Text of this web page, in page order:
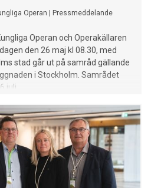
Operan Pressmeddelande
Operan och Operakällaren
den 26 maj kl 08.30, med
stad går ut på samråd gällande
i Stockholm. Samrådet
juli.